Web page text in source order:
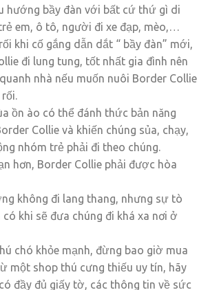
hướng bầy đàn với bất cứ thứ gì di
em, ô tô, người đi xe đạp, mèo,…
khi cố gắng dẫn dắt “ bầy đàn” mới,
đi lung tung, tốt nhất gia đình nên
nhà nếu muốn nuôi Border Collie
ồn ào có thể đánh thức bản năng
Collie và khiến chúng sủa, chạy,
nhóm trẻ phải đi theo chúng.
hơn, Border Collie phải được hòa
không đi lang thang, nhưng sự tò
khi sẽ đưa chúng đi khá xa nơi ở
chó khỏe mạnh, đừng bao giờ mua
một shop thú cưng thiếu uy tín, hãy
đầy đủ giấy tờ, các thông tin về sức